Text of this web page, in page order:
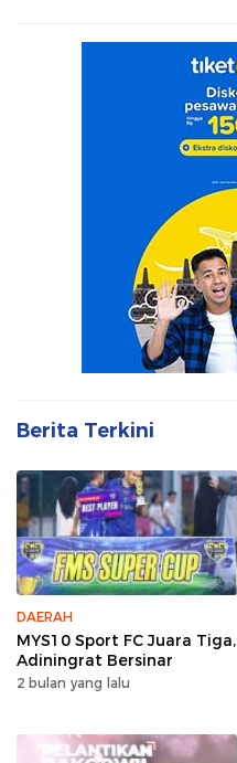
Berita Terkini
DAERAH
MYS10 Sport FC Juara Tiga,
Adiningrat Bersinar
2 bulan yang lalu